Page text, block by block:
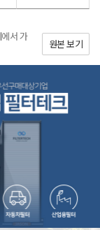
에서 가
원본 보기